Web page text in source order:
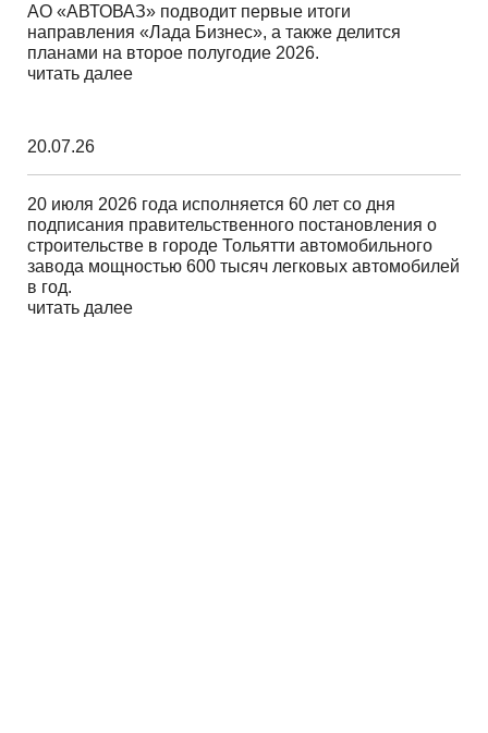
АО «АВТОВАЗ» подводит первые итоги
направления «Лада Бизнес», а также делится
планами на второе полугодие 2026.
читать далее
20.07.26
20 июля 2026 года исполняется 60 лет со дня
подписания правительственного постановления о
строительстве в городе Тольятти автомобильного
завода мощностью 600 тысяч легковых автомобилей
в год.
читать далее